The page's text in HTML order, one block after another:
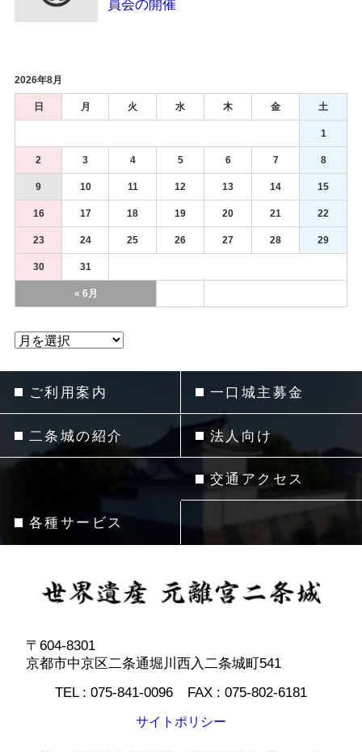
員会の開催
2026年8月
日 月 火 水 木 金 土
« 6月
1
2 3 4 5 6 7 8
9 10 11 12 13 14 15
16 17 18 19 20 21 22
23 24 25 26 27 28 29
30 31
ご利用案内
二条城の紹介
各種サービス
一口城主募金
法人向け
交通アクセス
〒604-8301
京都市中京区二条通堀川西入二条城町541
TEL : 075-841-0096 FAX :075-802-6181
サイトポリシー